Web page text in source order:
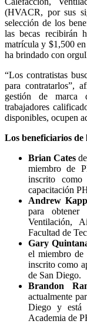
(HVACR, por sus
selección de los
las becas recibirán
matrícula y $1,500
ha brindado con
“Los contratistas
para contratarlos”,
gestión de marca
trabajadores
disponibles, ocupen
Los beneficiarios de
Brian Cates
miembro de
inscrito
capacitación
Andrew
para
Ventilación,
Facultad de
Gary
el miembro
inscrito como
de San Diego.
Brandon
actualmente
Diego y está
Academia de